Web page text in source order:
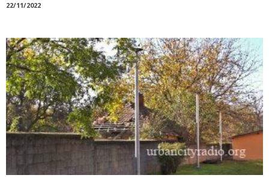
22/11/2022